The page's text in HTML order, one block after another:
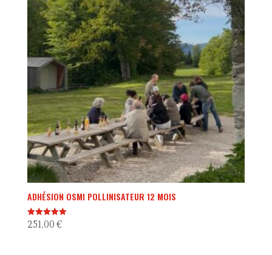
ADHÉSION OSMI POLLINISATEUR 12 MOIS
Note
5.00
251,00 €